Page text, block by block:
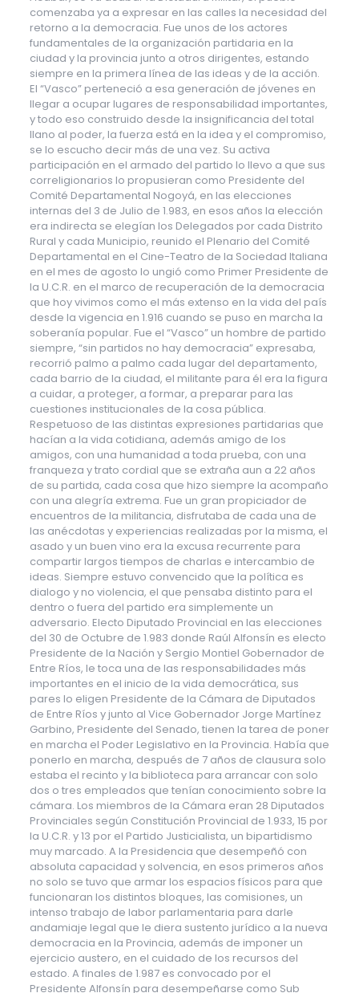
comenzaba ya a expresar en las calles la necesidad del
retorno a la democracia. Fue unos de los actores
fundamentales de la organización partidaria en la
ciudad y la provincia junto a otros dirigentes, estando
siempre en la primera línea de las ideas y de la acción.
El “Vasco” perteneció a esa generación de jóvenes en
llegar a ocupar lugares de responsabilidad importantes,
y todo eso construido desde la insignificancia del total
llano al poder, la fuerza está en la idea y el compromiso,
se lo escucho decir más de una vez. Su activa
participación en el armado del partido lo llevo a que sus
correligionarios lo propusieran como Presidente del
Comité Departamental Nogoyá, en las elecciones
internas del 3 de Julio de 1.983, en esos años la elección
era indirecta se elegían los Delegados por cada Distrito
Rural y cada Municipio, reunido el Plenario del Comité
Departamental en el Cine-Teatro de la Sociedad Italiana
en el mes de agosto lo ungió como Primer Presidente de
la U.C.R. en el marco de recuperación de la democracia
que hoy vivimos como el más extenso en la vida del país
desde la vigencia en 1.916 cuando se puso en marcha la
soberanía popular. Fue el “Vasco” un hombre de partido
siempre, “sin partidos no hay democracia” expresaba,
recorrió palmo a palmo cada lugar del departamento,
cada barrio de la ciudad, el militante para él era la figura
a cuidar, a proteger, a formar, a preparar para las
cuestiones institucionales de la cosa pública.
Respetuoso de las distintas expresiones partidarias que
hacían a la vida cotidiana, además amigo de los
amigos, con una humanidad a toda prueba, con una
franqueza y trato cordial que se extraña aun a 22 años
de su partida, cada cosa que hizo siempre la acompaño
con una alegría extrema. Fue un gran propiciador de
encuentros de la militancia, disfrutaba de cada una de
las anécdotas y experiencias realizadas por la misma, el
asado y un buen vino era la excusa recurrente para
compartir largos tiempos de charlas e intercambio de
ideas. Siempre estuvo convencido que la política es
dialogo y no violencia, el que pensaba distinto para el
dentro o fuera del partido era simplemente un
adversario. Electo Diputado Provincial en las elecciones
del 30 de Octubre de 1.983 donde Raúl Alfonsín es electo
Presidente de la Nación y Sergio Montiel Gobernador de
Entre Ríos, le toca una de las responsabilidades más
importantes en el inicio de la vida democrática, sus
pares lo eligen Presidente de la Cámara de Diputados
de Entre Ríos y junto al Vice Gobernador Jorge Martínez
Garbino, Presidente del Senado, tienen la tarea de poner
en marcha el Poder Legislativo en la Provincia. Había que
ponerlo en marcha, después de 7 años de clausura solo
estaba el recinto y la biblioteca para arrancar con solo
dos o tres empleados que tenían conocimiento sobre la
cámara. Los miembros de la Cámara eran 28 Diputados
Provinciales según Constitución Provincial de 1.933, 15 por
la U.C.R. y 13 por el Partido Justicialista, un bipartidismo
muy marcado. A la Presidencia que desempeñó con
absoluta capacidad y solvencia, en esos primeros años
no solo se tuvo que armar los espacios físicos para que
funcionaran los distintos bloques, las comisiones, un
intenso trabajo de labor parlamentaria para darle
andamiaje legal que le diera sustento jurídico a la nueva
democracia en la Provincia, además de imponer un
ejercicio austero, en el cuidado de los recursos del
estado. A finales de 1.987 es convocado por el
Presidente Alfonsín para desempeñarse como Sub